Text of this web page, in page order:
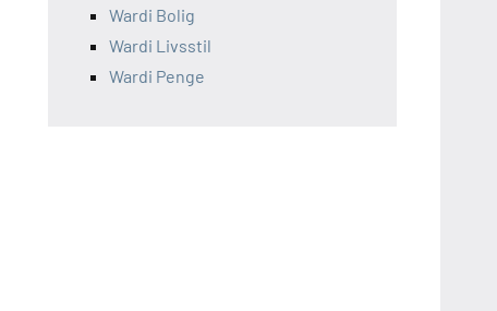
Wardi Bolig
Wardi Livsstil
Wardi Penge